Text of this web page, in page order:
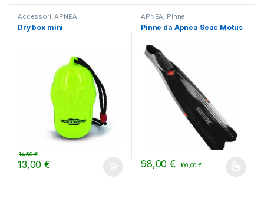
Accessori,APNEA
Dry box mini
13,00€
14,50€
APNEA, Pinne
Pinne da Apnea Seac Motus
98,00€ 109,00€